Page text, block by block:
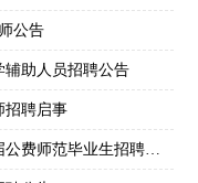
公告
辅助人员招聘公告
招聘启事